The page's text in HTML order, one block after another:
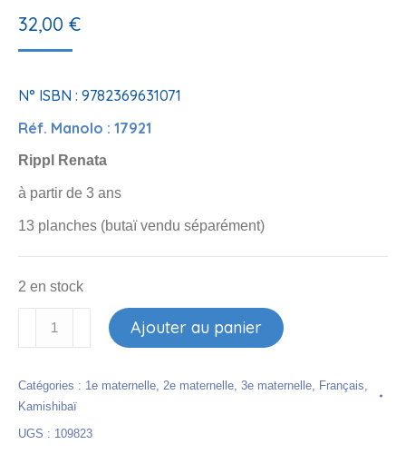
32,00 €
N° ISBN : 9782369631071
Réf. Manolo : 17921
Rippl Renata
à partir de 3 ans
13 planches (butaï vendu séparément)
2 en stock
-
Journal
d'un
Ajouter au panier
Catégories : 1e maternelle 2e maternelle 3e maternelle Français
Kamishibaï
UGS : 109823